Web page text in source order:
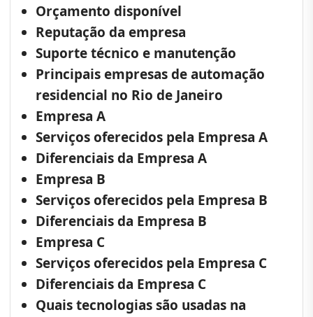
Orçamento disponível
Reputação da empresa
Suporte técnico e manutenção
Principais empresas de automação
residencial no Rio de Janeiro
Empresa A
Serviços oferecidos pela Empresa A
Diferenciais da Empresa A
Empresa B
Serviços oferecidos pela Empresa B
Diferenciais da Empresa B
Empresa C
Serviços oferecidos pela Empresa C
Diferenciais da Empresa C
Quais tecnologias são usadas na